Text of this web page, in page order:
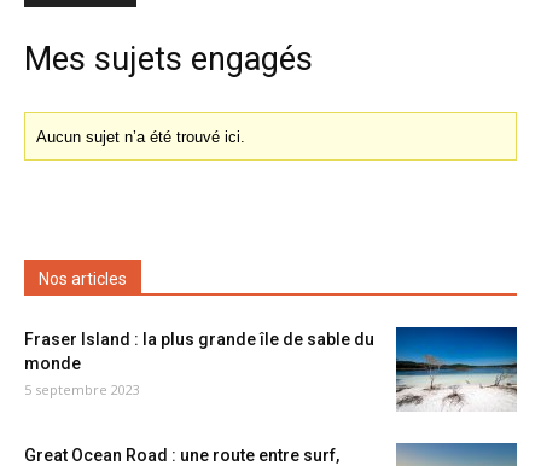
Mes sujets engagés
Aucun sujet n’a été trouvé ici.
Nos articles
Fraser Island : la plus grande île de sable du
monde
5 septembre 2023
Great Ocean Road : une route entre surf,